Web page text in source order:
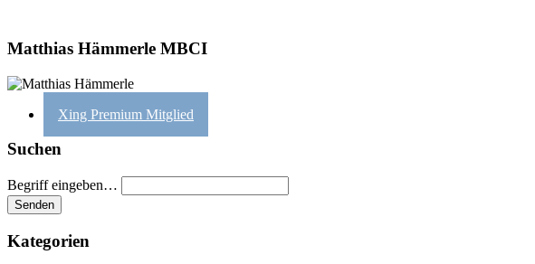
Matthias Hämmerle MBCI
Xing Premium Mitglied
Suchen
Begriff eingeben…
Kategorien